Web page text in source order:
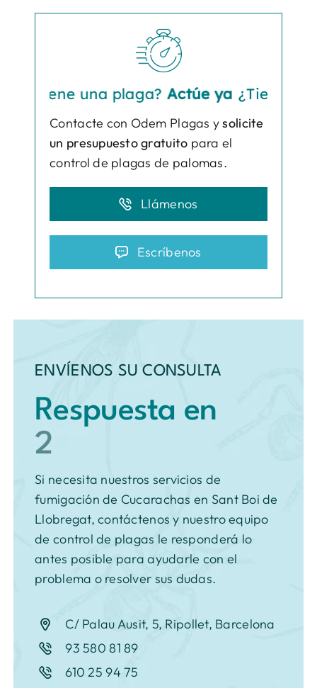
una plaga?Actúe ya ¿Tiene una
Contacte con Odem Plagas ysolicite
un presupuesto gratuito para el
control de plagas de palomas.
Llámenos
Escríbenos
ENVÍENOS SU CONSULTA
Respuesta en
Si necesita nuestros servicios de
fumigación de Cucarachas en Sant Boi de
Llobregat, contáctenos y nuestro equipo
de control de plagas le responderá lo
antes posible para ayudarle con el
problema o resolver sus dudas.
C/ Palau Ausit, 5, Ripollet, Barcelona
93 580 81 89
610 25 94 75